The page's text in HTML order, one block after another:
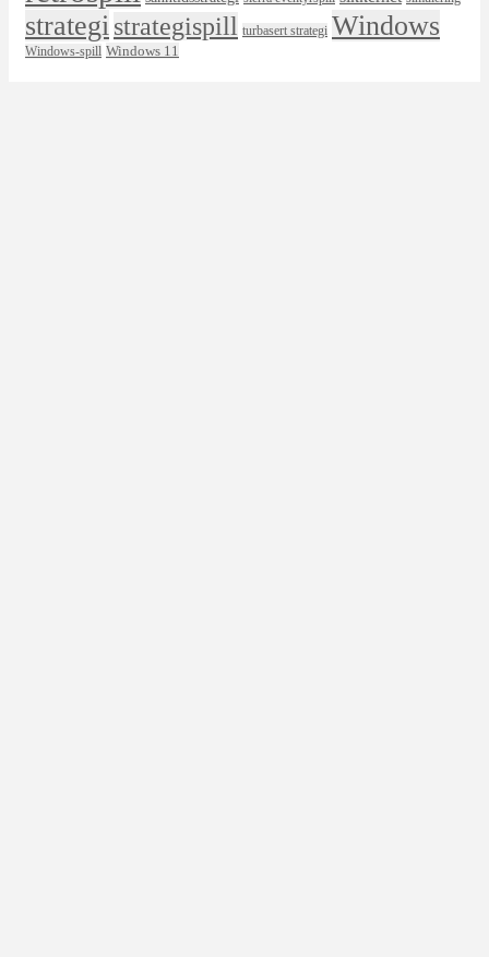
strategistrategispill turbasert strategi Windows
Windows-spill Windows 11